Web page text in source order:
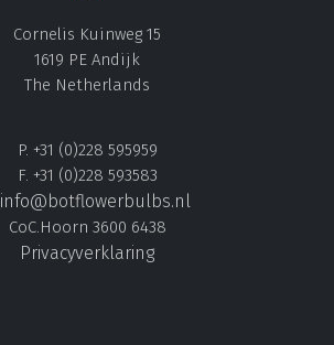
Cornelis Kuinweg 15
1619 PE Andijk
The Netherlands
P. +31 (0)228 595959
F. +31 (0)228 593583
info@botflowerbulbs.nl
CoC.Hoorn 3600 6438
Privacyverklaring